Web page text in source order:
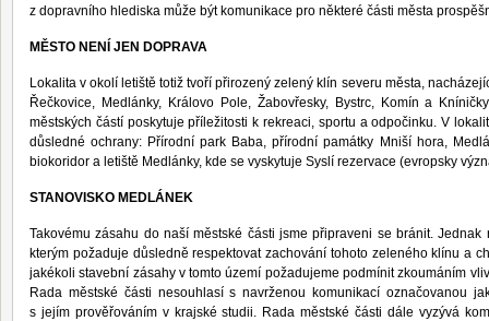
z dopravního hlediska může být komunikace pro některé části města
MĚSTO NENÍ JEN DOPRAVA
Lokalita v okolí letiště totiž tvoří přirozený zelený klín severu města,
Řečkovice, Medlánky, Královo Pole, Žabovřesky, Bystrc, Komín a
městských částí poskytuje příležitosti k rekreaci, sportu a odpočinku. V
důsledné ochrany: Přírodní park Baba, přírodní památky Mniší hora,
biokoridor a letiště Medlánky, kde se vyskytuje Syslí rezervace (evropsky
STANOVISKO MEDLÁNEK
Takovému zásahu do naší městské části jsme připraveni se bránit.
kterým požaduje důsledně respektovat zachování tohoto zeleného klínu a
jakékoli stavební zásahy v tomto území požadujeme podmínit zkoumáním
Rada městské části nesouhlasí s navrženou komunikací označovanou
s jejím prověřováním v krajské studii. Rada městské části dále vyzývá